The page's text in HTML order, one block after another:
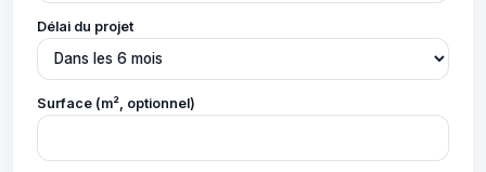
Délai du projet
Surface (m², optionnel)